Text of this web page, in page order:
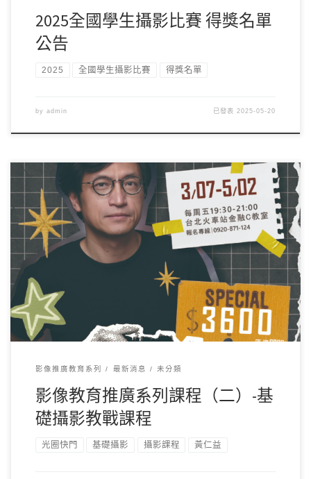
2025全國學生攝影比賽 得獎名單
公告
2025 全國學生攝影比賽 得獎名單
by admin 已發表2025-05-20
（點圖可直接到報名連結喔！！） 老師介紹 課程特色 無論你
是「想學」，或是不曉得如何「更精進」的影朋 […]
影像推廣教育系列 最新消息 未分類
影像教育推廣系列課程（二）-基
礎攝影教戰課程
光圈快門 基礎攝影 攝影課程 黃仁益